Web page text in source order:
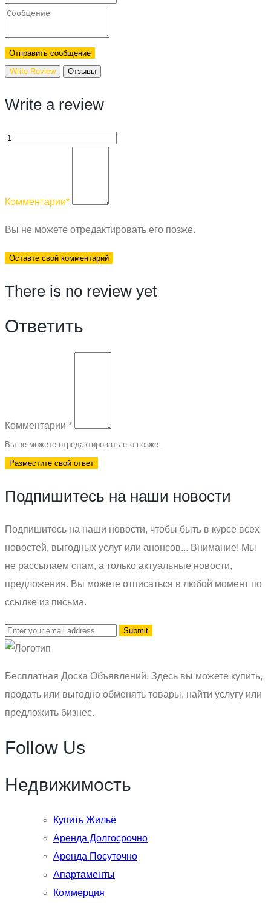
Отправить сообщение
Write Review
Отзывы
Write a review
Комментарии*
Вы не можете отредактировать его позже.
There is no review yet
Ответить
Комментарии *
Вы не можете отредактировать его позже.
Разместите свой ответ
Подпишитесь на наши новости
Подпишитесь на наши новости, чтобы быть в курсе всех
новостей, выгодных услуг или анонсов... Внимание! Мы
не рассылаем спам, а только актуальные новости,
предложения. Вы можете отписаться в любой момент по
ссылке из письма.
Бесплатная Доска Объявлений. Здесь вы можете купить,
продать или выгодно обменять товары, найти услугу или
предложить бизнес.
Follow Us
Недвижимость
Купить Жильё
Аренда Долгосрочно
Аренда Посуточно
Апартаменты
Коммерция